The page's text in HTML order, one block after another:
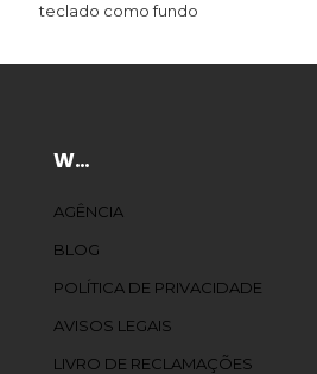
teclado como fundo
W…
AGÊNCIA
BLOG
POLÍTICA DE PRIVACIDADE
AVISOS LEGAIS
LIVRO DE RECLAMAÇÕES